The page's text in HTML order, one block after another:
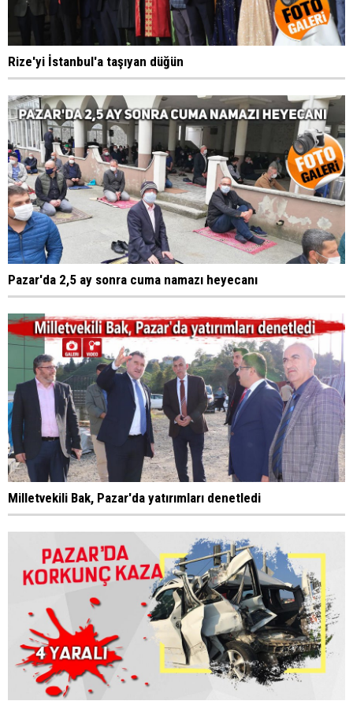
Rize'yi İstanbul'a taşıyan düğün
Pazar'da 2,5 ay sonra cuma namazı heyecanı
Milletvekili Bak, Pazar'da yatırımları denetledi